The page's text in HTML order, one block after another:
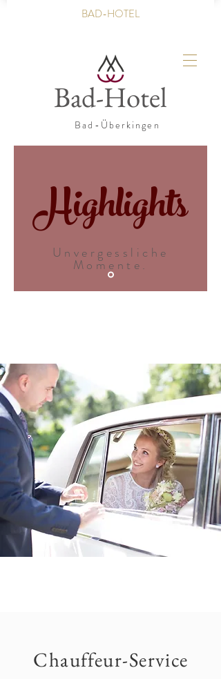
BAD-HOTEL
Bad-Überkingen
Bad-Hotel
Highlights
Unvergessliche
Momente.
Chauffeur-Service